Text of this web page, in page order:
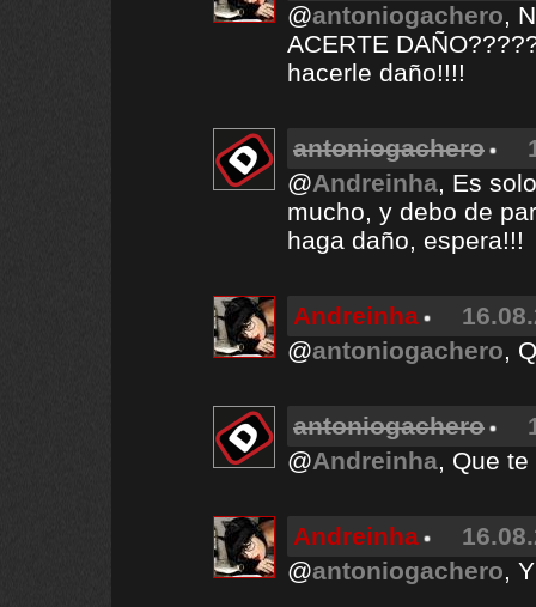
@antoniogachero,
ACERTE
hacerle daño!!!!
antoniogachero
@Andreinha, Es
mucho, y debo de
haga daño, espera!!!
Andreinha
@antoniogachero,
antoniogachero
@Andreinha, Que
Andreinha
@antoniogachero,